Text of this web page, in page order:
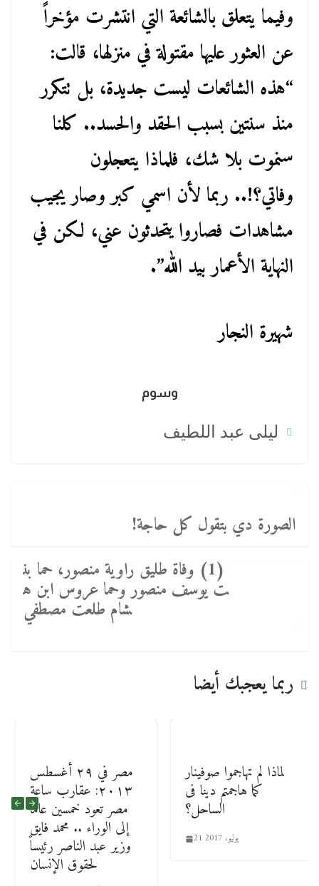
وفيما يتعلق بالشائعة التي انتشرت مؤخراً
عن العثور عليها مقتولة في منزلها، قالت:
“هذه الشائعات ليست جديدة، بل تتكرر
منذ سنتين بسبب الحقد والحسد.. كلنا
سنموت بلا شك، فلماذا يتعجلون
وفاتي؟!.. ربما لأن اسمي كبر وصار يجيب
مشاهدات فصاروا يتحدثون عني، لكن في
النهاية الأعمار بيد الله”.
شهيرة النجار
وسوم
ليلى عبد اللطيف
الصورة دي بتقول كل حاجة!
(1) وفاة طليق راوية منصور، حما بن
ت يوسف منصور وحما عروس ابن ه
شام طلعت مصطفي
ربما يعجبك أيضا
مصر في ٢٩ أغسطس
٢٠١٣: عقارب ساعة
مصر تعود خمسين عاماً
إلى الوراء .. محمد فايق
وزير عبد الناصر رئيساً
لحقوق الإنسان
لماذا لم تهاجموا صوفينار
كما هاجمتم دينا فى
الساحل؟
21 يوليو، 2017